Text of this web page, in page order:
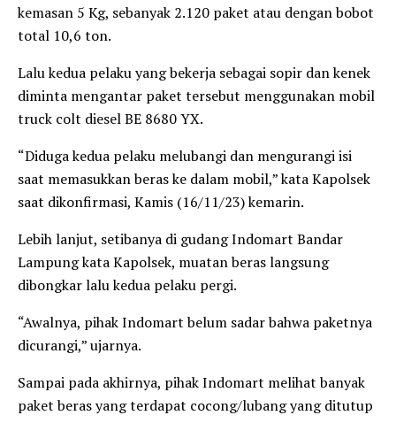
kemasan 5 Kg, sebanyak 2.120 paket atau dengan bobot
total 10,6 ton.
Lalu kedua pelaku yang bekerja sebagai sopir dan kenek
diminta mengantar paket tersebut menggunakan mobil
truck colt diesel BE 8680 YX.
“Diduga kedua pelaku melubangi dan mengurangi isi
saat memasukkan beras ke dalam mobil,” kata Kapolsek
saat dikonfirmasi, Kamis (16/11/23) kemarin.
Lebih lanjut, setibanya di gudang Indomart Bandar
Lampung kata Kapolsek, muatan beras langsung
dibongkar lalu kedua pelaku pergi.
“Awalnya, pihak Indomart belum sadar bahwa paketnya
dicurangi,” ujarnya.
Sampai pada akhirnya, pihak Indomart melihat banyak
paket beras yang terdapat cocong/lubang yang ditutup